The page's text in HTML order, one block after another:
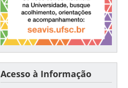
Acesso à Informação